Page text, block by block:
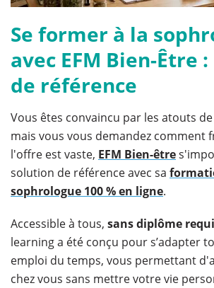
Se former à la
avec EFM Bien-Être
de référence
Vous êtes convaincu par les atouts
mais vous vous demandez comment
l'offre est vaste, EFM Bien-être
solution de référence avec sa
sophrologue 100 % en ligne.
Accessible à tous, sans diplôme
learning a été conçu pour s’adapter
emploi du temps, vous permettant
chez vous sans mettre votre vie